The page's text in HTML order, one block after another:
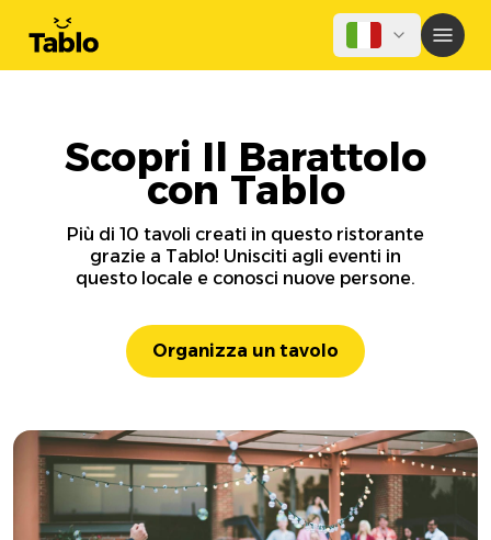
Scopri Il Barattolo
con Tablo
Più di 10 tavoli creati in questo ristorante
grazie a Tablo! Unisciti agli eventi in
questo locale e conosci nuove persone.
Organizza un tavolo